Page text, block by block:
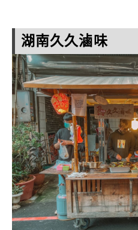
湖南久久滷味